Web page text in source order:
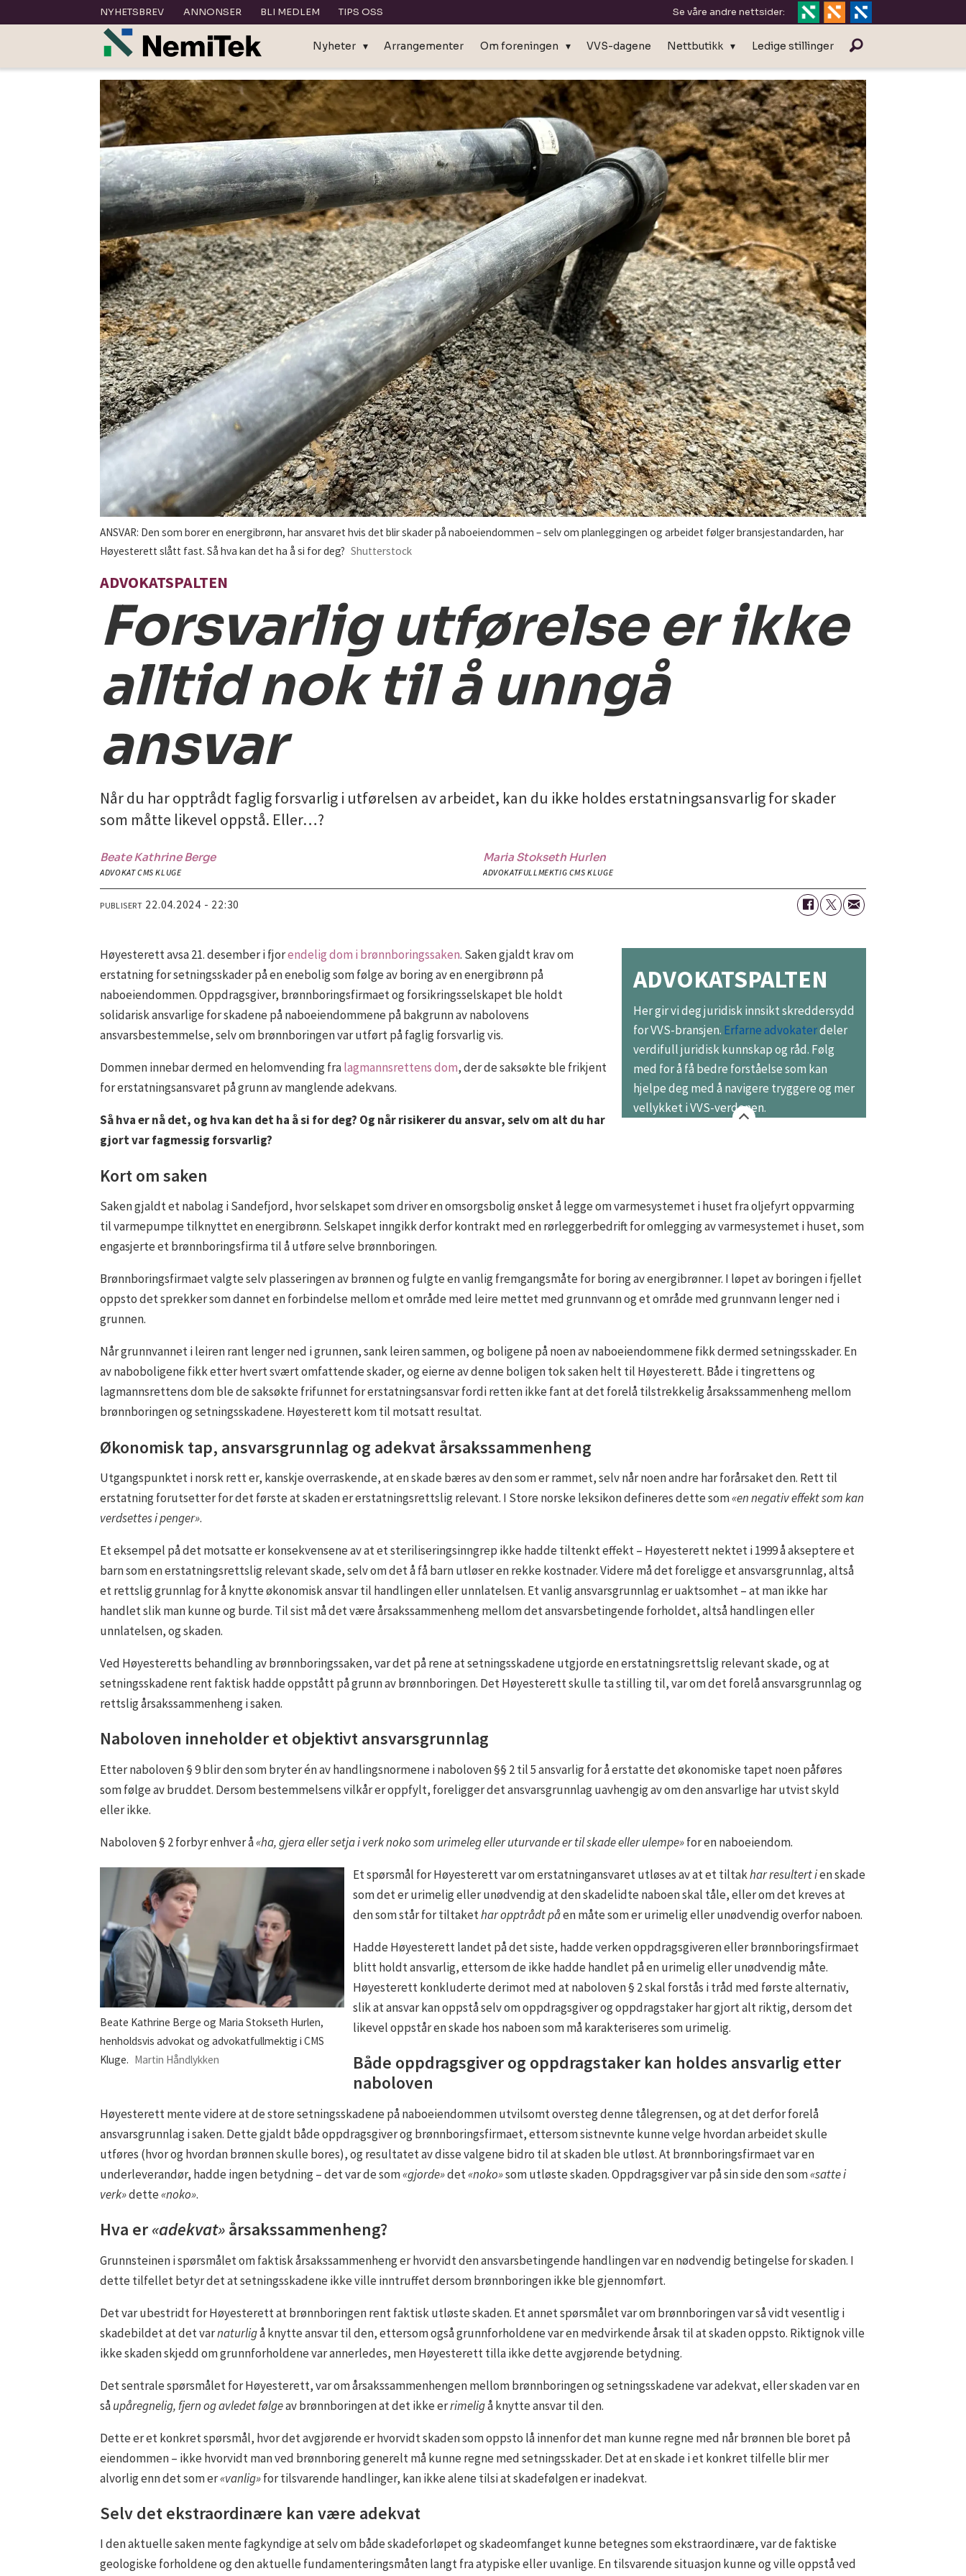
NYHETSBREV ANNONSER BLI MEDLEM TIPS OSS Se våre andre nettsider:
Nyheter Arrangementer Om foreningen VVS-dagene Nettbutikk Ledige stillinger
ANSVAR: Den som borer en energibrønn, har ansvaret hvis det blir skader på naboeiendommen – selv om planleggingen og arbeidet følger bransjestandarden, har
Høyesterett slått fast. Så hva kan det ha å si for deg? Shutterstock
ADVOKATSPALTEN
Forsvarlig utførelse er ikke
alltid nok til å unngå
ansvar
Når du har opptrådt faglig forsvarlig i utførelsen av arbeidet, kan du ikke holdes erstatningsansvarlig for skader
som måtte likevel oppstå. Eller…?
Beate Kathrine Berge
ADVOKAT CMS KLUGE
Maria Stokseth Hurlen
ADVOKATFULLMEKTIG CMS KLUGE
PUBLISERT 22.04.2024 - 22:30
ADVOKATSPALTEN
Her gir vi deg juridisk innsikt skreddersydd
for VVS-bransjen. Erfarne advokaterdeler
verdifull juridisk kunnskap og råd. Følg
med for å få bedre forståelse som kan
hjelpe deg med å navigere tryggere og mer
vellykket i VVS-verdenen.
Høyesterett avsa 21. desember i fjorendelig dom i brønnboringssaken. Saken gjaldt krav om
erstatning for setningsskader på en enebolig som følge av boring av en energibrønn på
naboeiendommen. Oppdragsgiver, brønnboringsfirmaet og forsikringsselskapet ble holdt
solidarisk ansvarlige for skadene på naboeiendommene på bakgrunn av nabolovens
ansvarsbestemmelse, selv om brønnboringen var utført på faglig forsvarlig vis.
Dommen innebar dermed en helomvending fralagmannsrettens dom, der de saksøkte ble frikjent
for erstatningsansvaret på grunn av manglende adekvans.
Så hva er nå det, og hva kan det ha å si for deg? Og når risikerer du ansvar, selv om alt du har
gjort var fagmessig forsvarlig?
Kort om saken
Saken gjaldt et nabolag i Sandefjord, hvor selskapet som driver en omsorgsbolig ønsket å legge om varmesystemet i huset fra oljefyrt oppvarming
til varmepumpe tilknyttet en energibrønn. Selskapet inngikk derfor kontrakt med en rørleggerbedrift for omlegging av varmesystemet i huset, som
engasjerte et brønnboringsfirma til å utføre selve brønnboringen.
Brønnboringsfirmaet valgte selv plasseringen av brønnen og fulgte en vanlig fremgangsmåte for boring av energibrønner. I løpet av boringen i fjellet
oppsto det sprekker som dannet en forbindelse mellom et område med leire mettet med grunnvann og et område med grunnvann lenger ned i
grunnen.
Når grunnvannet i leiren rant lenger ned i grunnen, sank leiren sammen, og boligene på noen av naboeiendommene fikk dermed setningsskader. En
av naboboligene fikk etter hvert svært omfattende skader, og eierne av denne boligen tok saken helt til Høyesterett. Både i tingrettens og
lagmannsrettens dom ble de saksøkte frifunnet for erstatningsansvar fordi retten ikke fant at det forelå tilstrekkelig årsakssammenheng mellom
brønnboringen og setningsskadene. Høyesterett kom til motsatt resultat.
Økonomisk tap, ansvarsgrunnlag og adekvat årsakssammenheng
Utgangspunktet i norsk rett er, kanskje overraskende, at en skade bæres av den som er rammet, selv når noen andre har forårsaket den. Rett til
erstatning forutsetter for det første at skaden er erstatningsrettslig relevant. I Store norske leksikon defineres dette som«en negativ effekt som kan
verdsettes i penger».
Et eksempel på det motsatte er konsekvensene av at et steriliseringsinngrep ikke hadde tiltenkt effekt – Høyesterett nektet i 1999 å akseptere et
barn som en erstatningsrettslig relevant skade, selv om det å få barn utløser en rekke kostnader. Videre må det foreligge et ansvarsgrunnlag, altså
et rettslig grunnlag for å knytte økonomisk ansvar til handlingen eller unnlatelsen. Et vanlig ansvarsgrunnlag er uaktsomhet – at man ikke har
handlet slik man kunne og burde. Til sist må det være årsakssammenheng mellom det ansvarsbetingende forholdet, altså handlingen eller
unnlatelsen, og skaden.
Ved Høyesteretts behandling av brønnboringssaken, var det på rene at setningsskadene utgjorde en erstatningsrettslig relevant skade, og at
setningsskadene rent faktisk hadde oppstått på grunn av brønnboringen. Det Høyesterett skulle ta stilling til, var om det forelå ansvarsgrunnlag og
rettslig årsakssammenheng i saken.
Naboloven inneholder et objektivt ansvarsgrunnlag
Etter naboloven § 9 blir den som bryter én av handlingsnormene i naboloven §§ 2 til 5 ansvarlig for å erstatte det økonomiske tapet noen påføres
som følge av bruddet. Dersom bestemmelsens vilkår er oppfylt, foreligger det ansvarsgrunnlag uavhengig av om den ansvarlige har utvist skyld
eller ikke.
Naboloven § 2 forbyr enhver å«ha, gjera eller setja i verk noko som urimeleg eller uturvande er til skade eller ulempe»for en naboeiendom.
Beate Kathrine Berge og Maria Stokseth Hurlen,
henholdsvis advokat og advokatfullmektig i CMS
Kluge. Martin Håndlykken
Et spørsmål for Høyesterett var om erstatningansvaret utløses av at et tiltakhar resultert ien skade
som det er urimelig eller unødvendig at den skadelidte naboen skal tåle, eller om det kreves at
den som står for tiltakethar opptrådt påen måte som er urimelig eller unødvendig overfor naboen.
Hadde Høyesterett landet på det siste, hadde verken oppdragsgiveren eller brønnboringsfirmaet
blitt holdt ansvarlig, ettersom de ikke hadde handlet på en urimelig eller unødvendig måte.
Høyesterett konkluderte derimot med at naboloven § 2 skal forstås i tråd med første alternativ,
slik at ansvar kan oppstå selv om oppdragsgiver og oppdragstaker har gjort alt riktig, dersom det
likevel oppstår en skade hos naboen som må karakteriseres som urimelig.
Både oppdragsgiver og oppdragstaker kan holdes ansvarlig etter
naboloven
Høyesterett mente videre at de store setningsskadene på naboeiendommen utvilsomt oversteg denne tålegrensen, og at det derfor forelå
ansvarsgrunnlag i saken. Dette gjaldt både oppdragsgiver og brønnboringsfirmaet, ettersom sistnevnte kunne velge hvordan arbeidet skulle
utføres (hvor og hvordan brønnen skulle bores), og resultatet av disse valgene bidro til at skaden ble utløst. At brønnboringsfirmaet var en
underleverandør, hadde ingen betydning – det var de som«gjorde»det«noko»som utløste skaden. Oppdragsgiver var på sin side den som«satte i
verk»dette«noko».
Hva er«adekvat» årsakssammenheng?
Grunnsteinen i spørsmålet om faktisk årsakssammenheng er hvorvidt den ansvarsbetingende handlingen var en nødvendig betingelse for skaden. I
dette tilfellet betyr det at setningsskadene ikke ville inntruffet dersom brønnboringen ikke ble gjennomført.
Det var ubestridt for Høyesterett at brønnboringen rent faktisk utløste skaden. Et annet spørsmålet var om brønnboringen var så vidt vesentlig i
skadebildet at det varnaturligå knytte ansvar til den, ettersom også grunnforholdene var en medvirkende årsak til at skaden oppsto. Riktignok ville
ikke skaden skjedd om grunnforholdene var annerledes, men Høyesterett tilla ikke dette avgjørende betydning.
Det sentrale spørsmålet for Høyesterett, var om årsakssammenhengen mellom brønnboringen og setningsskadene var adekvat, eller skaden var en
såupåregnelig, fjern og avledet følgeav brønnboringen at det ikke errimeligå knytte ansvar til den.
Dette er et konkret spørsmål, hvor det avgjørende er hvorvidt skaden som oppsto lå innenfor det man kunne regne med når brønnen ble boret på
eiendommen – ikke hvorvidt man ved brønnboring generelt må kunne regne med setningsskader. Det at en skade i et konkret tilfelle blir mer
alvorlig enn det som er«vanlig»for tilsvarende handlinger, kan ikke alene tilsi at skadefølgen er inadekvat.
Selv det ekstraordinære kan være adekvat
I den aktuelle saken mente fagkyndige at selv om både skadeforløpet og skadeomfanget kunne betegnes som ekstraordinære, var de faktiske
geologiske forholdene og den aktuelle fundamenteringsmåten langt fra atypiske eller uvanlige. En tilsvarende situasjon kunne og ville oppstå ved